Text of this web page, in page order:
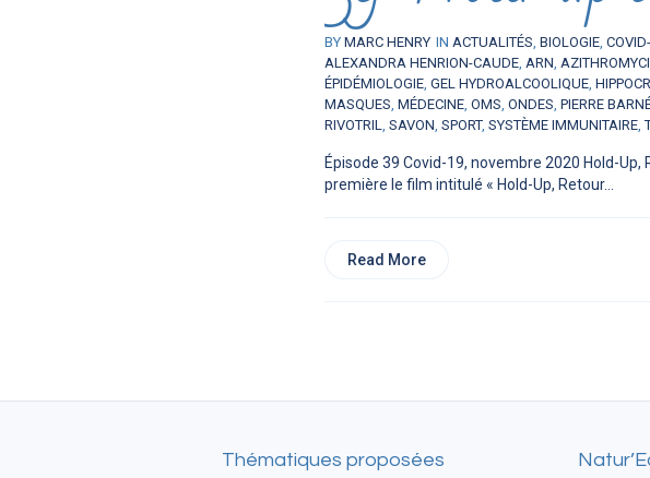
BY MARC HENRY IN ACTUALITÉS, BIOLOGIE,
ALEXANDRA HENRION-CAUDE, ARN,
ÉPIDÉMIOLOGIE, GEL HYDROALCOOLIQUE,
MASQUES, MÉDECINE, OMS, ONDES, PIERRE
RIVOTRIL, SAVON, SPORT, SYSTÈME IMMUNITAIRE,
Épisode 39 Covid-19, novembre 2020 Hold-
première le film intitulé « Hold-Up, Retour...
Read More
Thématiques proposées